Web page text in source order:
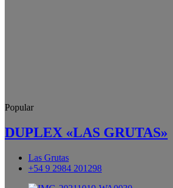
Popular
DUPLEX «LAS GRUTAS»
Las Grutas
+54 9 2984 201298